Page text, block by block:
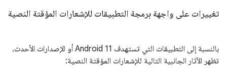
تغييرات على واجهة برمجة التطبيقات للإشعارات المؤقتة النصية
بالنسبة إلى التطبيقات التي تستهدف Android 11 أو الإصدارات الأحدث،
تظهر الآثار الجانبية التالية للإشعارات المؤقتة النصية: